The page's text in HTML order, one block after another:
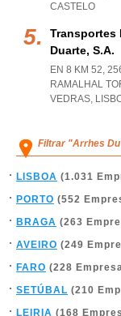
CASTELO
Transportes
Duarte, S.a.
EN 8 KM 52,
RAMALHAL
VEDRAS,
Filtrar "Arrhes
LISBOA (1.031
PORTO (552
BRAGA (263
AVEIRO (249
FARO (228
SETÚBAL (210
LEIRIA (168